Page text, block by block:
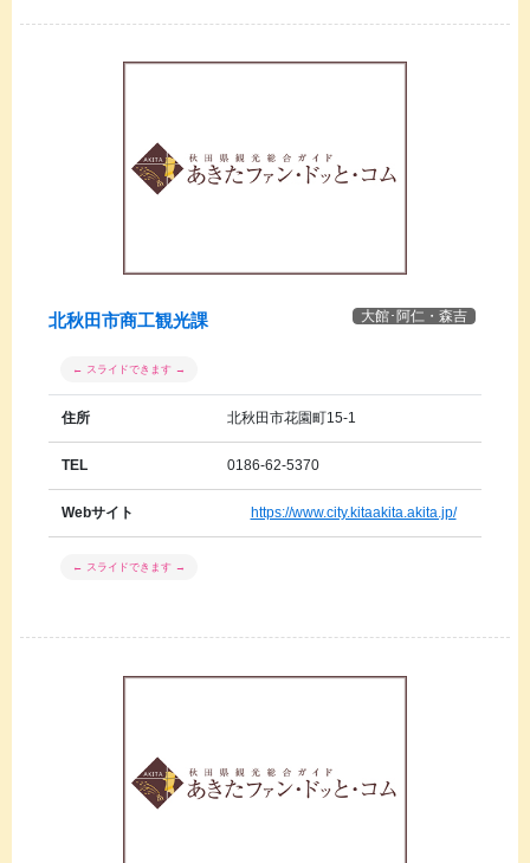
大館･阿仁・森吉
北秋田市商工観光課
住所 北秋田市花園町15-1
TEL 0186-62-5370
Webサイト https://www.city.kitaakita.akita.jp/